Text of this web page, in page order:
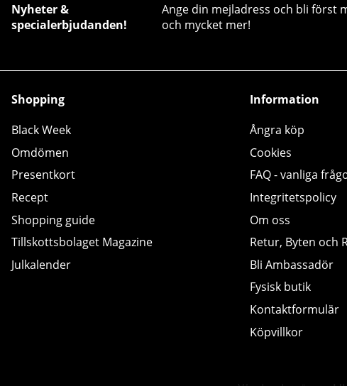
Nyheter &
specialerbjudanden!
Ange din mejladress och bli först
och mycket mer!
Shopping
Black Week
Omdömen
Presentkort
Recept
Shopping guide
Tillskottsbolaget Magazine
Julkalender
Information
Ångra köp
Cookies
FAQ - vanliga
Integritetspolicy
Om oss
Retur, Byten och
Bli Ambassadör
Fysisk butik
Kontaktformulär
Köpvillkor